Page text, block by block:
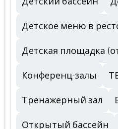
Детское меню в
Детская площадка
Конференц-залы
Тренажерный зал
Открытый бассейн